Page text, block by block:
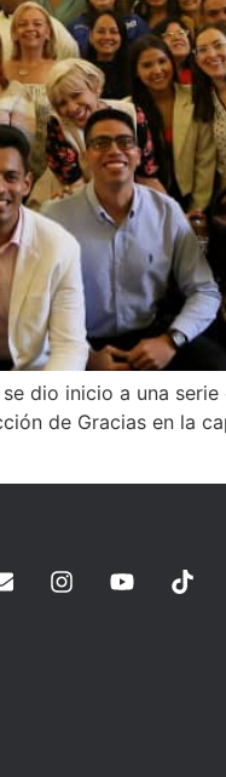
dio inicio a una
de Gracias en la